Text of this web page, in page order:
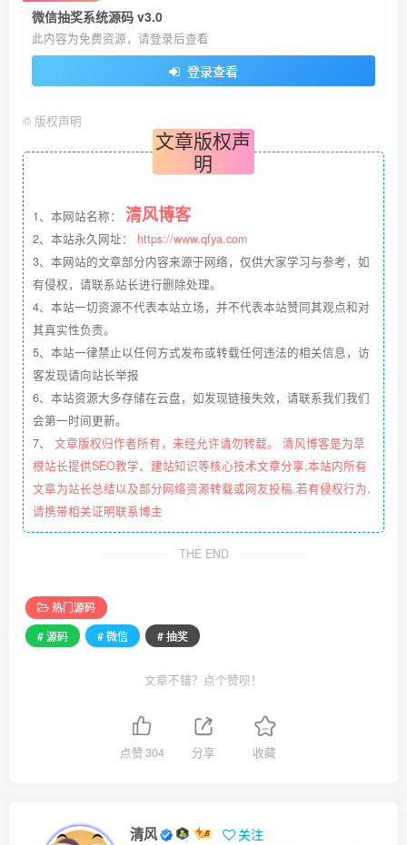
微信抽奖系统源码 v3.0
此内容为免费资源，请登录后查看
登录查看
© 版权声明
文章版权声
明
1、本网站名称： 清风博客
2、本站永久网址： https://www.qfya.com
3、本网站的文章部分内容来源于网络，仅供大家学习与参考，如
有侵权，请联系站长进行删除处理。
4、本站一切资源不代表本站立场，并不代表本站赞同其观点和对
其真实性负责。
5、本站一律禁止以任何方式发布或转载任何违法的相关信息，访
客发现请向站长举报
6、本站资源大多存储在云盘，如发现链接失效，请联系我们我们
会第一时间更新。
7、 文章版权归作者所有，未经允许请勿转载。 清风博客是为草
根站长提供SEO教学、建站知识等核心技术文章分享,本站内所有
文章为站长总结以及部分网络资源转载或网友投稿,若有侵权行为,
请携带相关证明联系博主
THE END
热门源码
# 源码
# 微信 # 抽奖
文章不错？点个赞呗！
点赞304 分享 收藏
清风 关注